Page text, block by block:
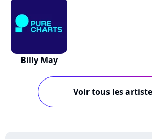
Billy May
Voir tous les